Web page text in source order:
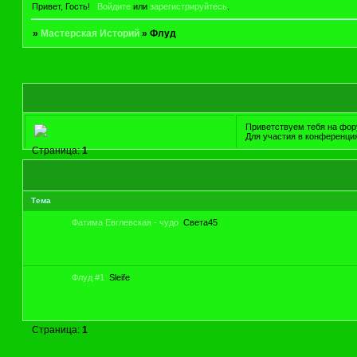
Привет, Гость! Войдитеили зарегистрируйтесь.
»Мастерская Историй »Флуд
Приветствуем тебя на
Для участия в
Страница:1
Тема
Фатима Евглевская - чудо Света45
Флуд #1 Sleife
Страница:1